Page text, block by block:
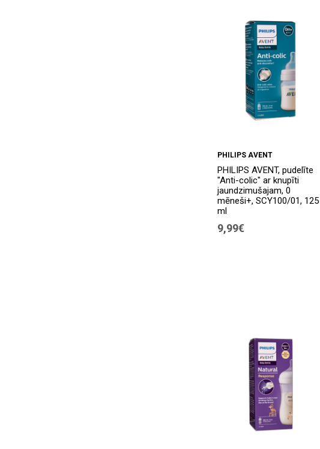
PHILIPS AVENT
PHILIPS AVENT, pudelīte
"Anti-colic" ar knupīti
jaundzimušajam, 0
mēneši+, SCY100/01, 125
ml
9,99€